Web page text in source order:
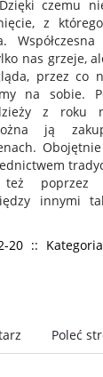
czemu
z
Współczesna
nas grzeje,
przez co
na sobie.
z roku
ją
poprzez
innymi
20 ::
Poleć